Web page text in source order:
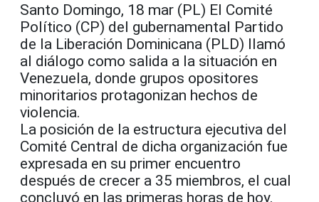
Santo Domingo, 18 mar (PL) El Comité
Político (CP) del gubernamental Partido
de la Liberación Dominicana (PLD) llamó
al diálogo como salida a la situación en
Venezuela, donde grupos opositores
minoritarios protagonizan hechos de
violencia.
La posición de la estructura ejecutiva del
Comité Central de dicha organización fue
expresada en su primer encuentro
después de crecer a 35 miembros, el cual
concluyó en las primeras horas de hoy.